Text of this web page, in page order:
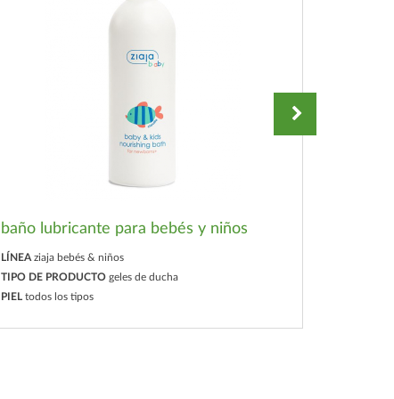
baño lubricante para bebés y niños
LÍNEA ziaja bebés & niños
TIPO DE PRODUCTO geles de ducha
PIEL todos los tipos